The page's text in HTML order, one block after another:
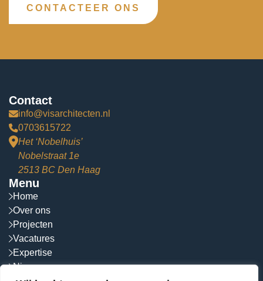
CONTACTEER ONS
Contact
info@visarchitecten.nl
0703615722
Het ‘Nobelhuis’
Nobelstraat 1e
2513 BC Den Haag
Menu
Home
Over ons
Projecten
Vacatures
Expertise
Nieuws